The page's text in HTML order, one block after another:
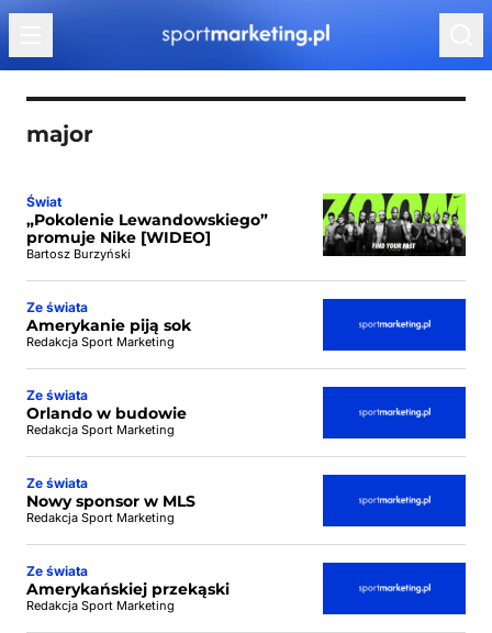
Przejdź do treści
major
Świat
„Pokolenie Lewandowskiego”
promuje Nike [WIDEO]
Bartosz Burzyński
Ze świata
Amerykanie piją sok
Redakcja Sport Marketing
Ze świata
Orlando w budowie
Redakcja Sport Marketing
Ze świata
Nowy sponsor w MLS
Redakcja Sport Marketing
Ze świata
Amerykańskiej przekąski
Redakcja Sport Marketing